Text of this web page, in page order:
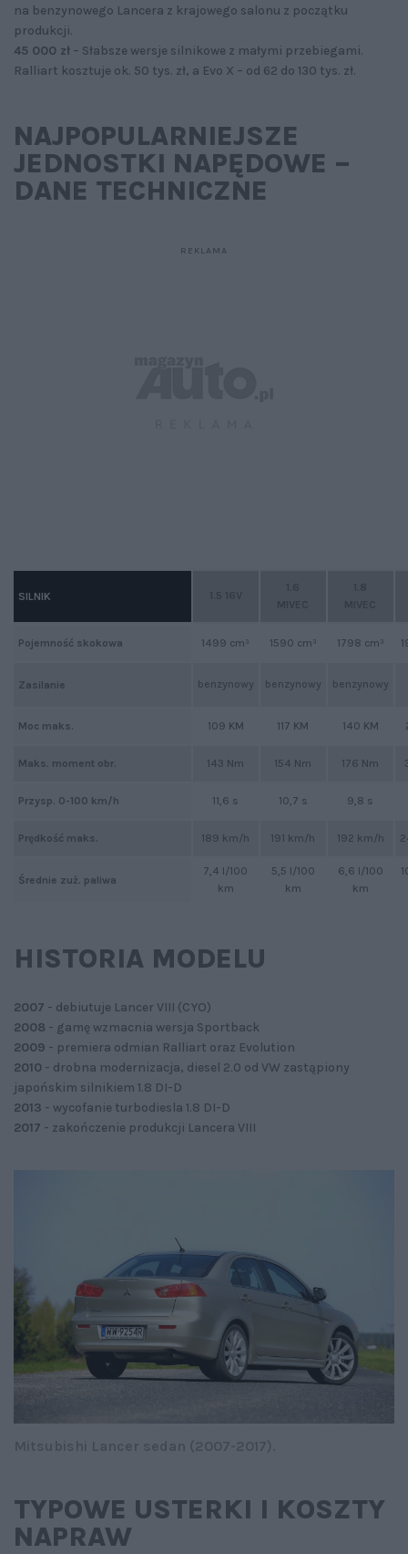
na benzynowego Lancera z krajowego salonu z początku
produkcji.
45 000 zł – Słabsze wersje silnikowe z małymi przebiegami.
Ralliart kosztuje ok. 50 tys. zł, a Evo X – od 62 do 130 tys. zł.
NAJPOPULARNIEJSZE
JEDNOSTKI NAPĘDOWE –
DANE TECHNICZNE
1499 cm³ 1590 cm³ 1798 cm³
benzynowy benzynowy benzynowy
109 KM 117 KM 140 KM
143 Nm 154 Nm 176 Nm
11,6 s 10,7 s 9,8 s
189 km/h 191 km/h 192 km/h
7,4 l/100
km
5,5 l/100
km
6,6 l/100
km
SILNIK
Pojemność skokowa
Zasilanie
Moc maks.
Maks. moment obr.
Przysp. 0-100 km/h
Prędkość maks.
Średnie zuż. paliwa
HISTORIA MODELU
2007 - debiutuje Lancer VIII (CYO)
2008 - gamę wzmacnia wersja Sportback
2009 - premiera odmian Ralliart oraz Evolution
2010 - drobna modernizacja, diesel 2.0 od VW zastąpiony
japońskim silnikiem 1.8 DI-D
2013 - wycofanie turbodiesla 1.8 DI-D
2017 - zakończenie produkcji Lancera VIII
TYPOWE USTERKI I KOSZTY
NAPRAW